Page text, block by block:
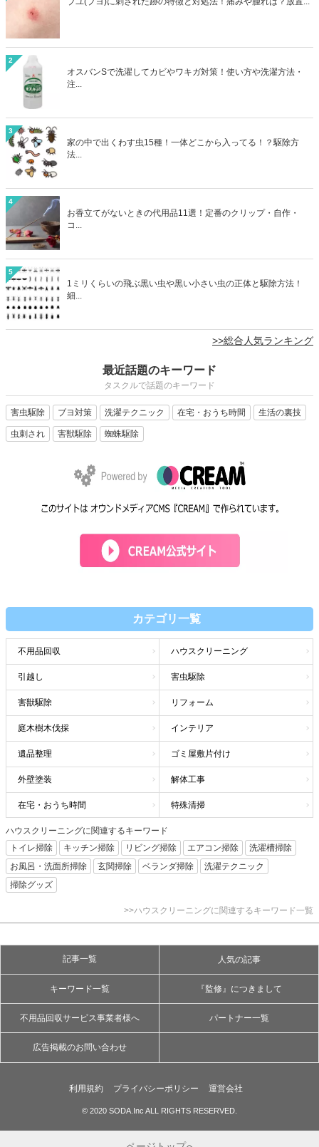
2
オスバンSで洗濯してカビやワキガ対策！使い方や洗濯方法・
注...
3
家の中で出くわす虫15種！一体どこから入ってる！？駆除方
法...
4
お香立てがないときの代用品11選！定番のクリップ・自作・
コ...
5
1ミリくらいの飛ぶ黒い虫や黒い小さい虫の正体と駆除方法！
細...
>>総合人気ランキング
最近話題のキーワード
タスクルで話題のキーワード
害虫駆除 ブヨ対策 洗濯テクニック 在宅・おうち時間 生活の裏技
虫刺され 害獣駆除 蜘蛛駆除
カテゴリ一覧
不用品回収 ハウスクリーニング
引越し 害虫駆除
害獣駆除 リフォーム
庭木樹木伐採 インテリア
遺品整理 ゴミ屋敷片付け
外壁塗装 解体工事
在宅・おうち時間 特殊清掃
ハウスクリーニングに関連するキーワード
トイレ掃除
キッチン掃除 リビング掃除 エアコン掃除
洗濯槽掃除
お風呂・洗面所掃除
玄関掃除 ベランダ掃除
洗濯テクニック
掃除グッズ
>>ハウスクリーニングに関連するキーワード一覧
記事一覧 人気の記事
キーワード一覧 『監修』につきまして
不用品回収サービス事業者様へ パートナー一覧
広告掲載のお問い合わせ
利用規約 プライバシーポリシー 運営会社
© 2020 SODA.Inc ALL RIGHTS RESERVED.